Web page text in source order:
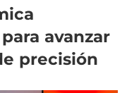
avanzar
precisión